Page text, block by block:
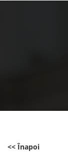
<< Înapoi